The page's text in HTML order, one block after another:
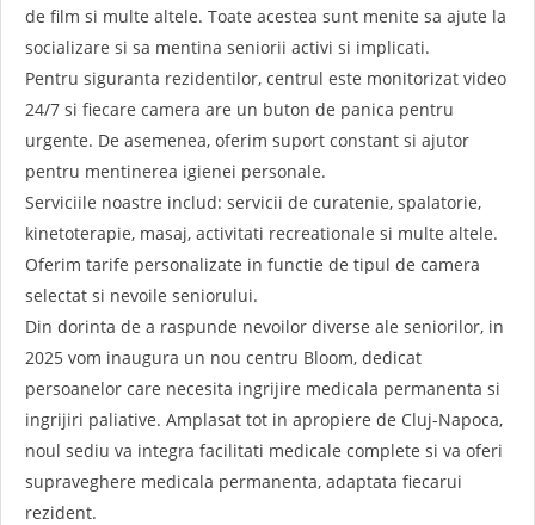
de film si multe altele. Toate acestea sunt menite sa ajute la
socializare si sa mentina seniorii activi si implicati.
Pentru siguranta rezidentilor, centrul este monitorizat video
24/7 si fiecare camera are un buton de panica pentru
urgente. De asemenea, oferim suport constant si ajutor
pentru mentinerea igienei personale.
Serviciile noastre includ: servicii de curatenie, spalatorie,
kinetoterapie, masaj, activitati recreationale si multe altele.
Oferim tarife personalizate in functie de tipul de camera
selectat si nevoile seniorului.
Din dorinta de a raspunde nevoilor diverse ale seniorilor, in
2025 vom inaugura un nou centru Bloom, dedicat
persoanelor care necesita ingrijire medicala permanenta si
ingrijiri paliative. Amplasat tot in apropiere de Cluj-Napoca,
noul sediu va integra facilitati medicale complete si va oferi
supraveghere medicala permanenta, adaptata fiecarui
rezident.